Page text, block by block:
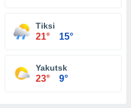
Tiksi
21° 15°
Yakutsk
23° 9°